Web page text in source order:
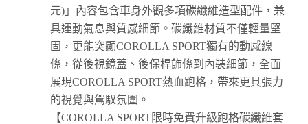
元)」內容包含車身外觀多項碳纖維造型配件，兼
具運動氣息與質感細節。碳纖維材質不僅輕量堅
固，更能突顯COROLLA SPORT獨有的動感線
條，從後視鏡蓋、後保桿飾條到內裝細節，全面
展現COROLLA SPORT熱血跑格，帶來更具張力
的視覺與駕馭氛圍。
【COROLLA SPORT限時免費升級跑格碳纖維套